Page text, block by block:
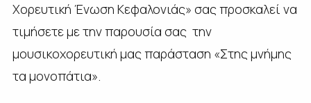
Χορευτική Ένωση Κεφαλονιάς» σας προσκαλεί να
τιμήσετε με την παρουσία σας την
μουσικοχορευτική μας παράσταση «Στης μνήμης
τα μονοπάτια».